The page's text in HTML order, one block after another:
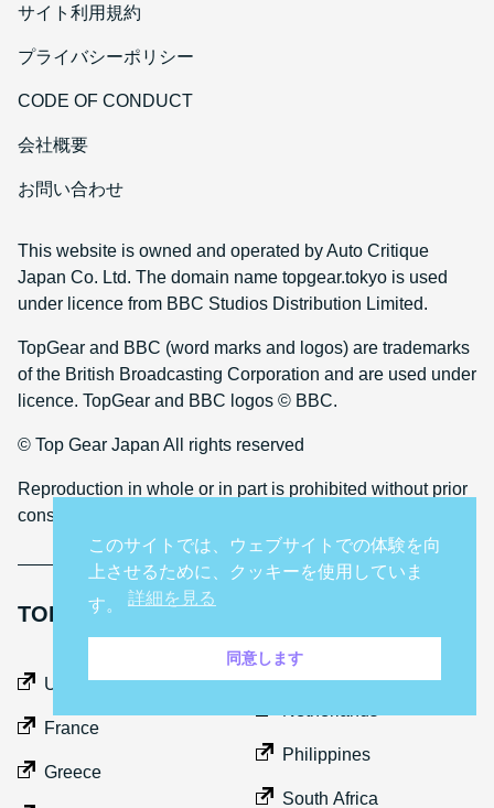
サイト利用規約
プライバシーポリシー
CODE OF CONDUCT
会社概要
お問い合わせ
This website is owned and operated by Auto Critique
Japan Co. Ltd. The domain name topgear.tokyo is used
under licence from BBC Studios Distribution Limited.
TopGear and BBC (word marks and logos) are trademarks
of the British Broadcasting Corporation and are used under
licence. TopGear and BBC logos © BBC.
© Top Gear Japan All rights reserved
Reproduction in whole or in part is prohibited without prior
consent
TOP GEAR INTERNATIONAL SITES
UK
France
Greece
Middle East
Philippines
South Africa
このサイトでは、ウェブサイトでの体験を向
上させるために、クッキーを使用していま
す。 詳細を見る
同意します